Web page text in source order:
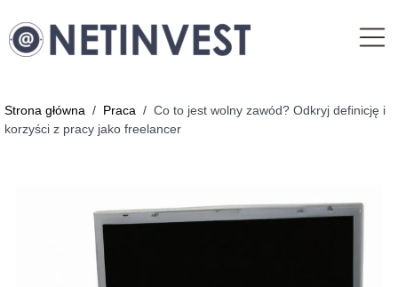
Strona główna / Praca / Co to jest wolny zawód? Odkryj definicję i
korzyści z pracy jako freelancer